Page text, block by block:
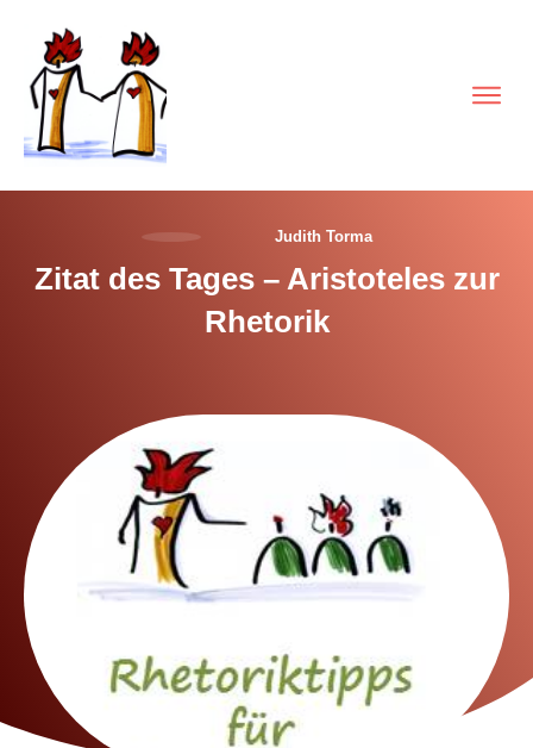
Judith Torma
Zitat des Tages – Aristoteles zur
Rhetorik